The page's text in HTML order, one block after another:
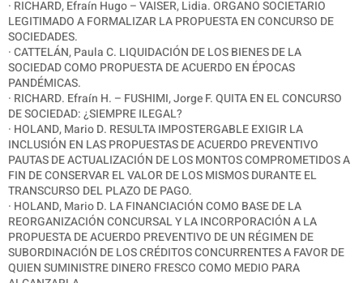
· RICHARD, Efraín Hugo – VAISER, Lidia. ORGANO SOCIETARIO
LEGITIMADO A FORMALIZAR LA PROPUESTA EN CONCURSO DE
SOCIEDADES.
·CATTELÁN, Paula C. LIQUIDACIÓN DE LOS BIENES DE LA
SOCIEDAD COMO PROPUESTA DE ACUERDO EN ÉPOCAS
PANDÉMICAS.
· RICHARD. Efraín H. – FUSHIMI, Jorge F. QUITA EN EL CONCURSO
DE SOCIEDAD: ¿SIEMPRE ILEGAL?
· HOLAND, Mario D. RESULTA IMPOSTERGABLE EXIGIR LA
INCLUSIÓN EN LAS PROPUESTAS DE ACUERDO PREVENTIVO
PAUTAS DE ACTUALIZACIÓN DE LOS MONTOS COMPROMETIDOS A
FIN DE CONSERVAR EL VALOR DE LOS MISMOS DURANTE EL
TRANSCURSO DEL PLAZO DE PAGO.
· HOLAND, Mario D. LA FINANCIACIÓN COMO BASE DE LA
REORGANIZACIÓN CONCURSAL Y LA INCORPORACIÓN A LA
PROPUESTA DE ACUERDO PREVENTIVO DE UN RÉGIMEN DE
SUBORDINACIÓN DE LOS CRÉDITOS CONCURRENTES A FAVOR DE
QUIEN SUMINISTRE DINERO FRESCO COMO MEDIO PARA